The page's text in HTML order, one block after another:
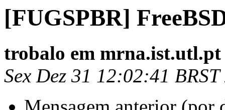
[FUGSPBR]
trobalo em mrna.ist.utl.pt
Sex Dez 31 12:02:41